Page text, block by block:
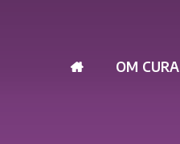
OM CURA